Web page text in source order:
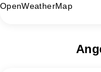
OpenWeatherMap